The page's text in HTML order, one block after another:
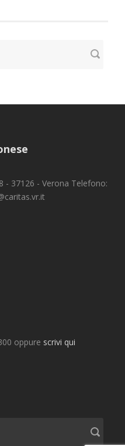
- 37126 - Verona Telefono:
oppure scrivi qui